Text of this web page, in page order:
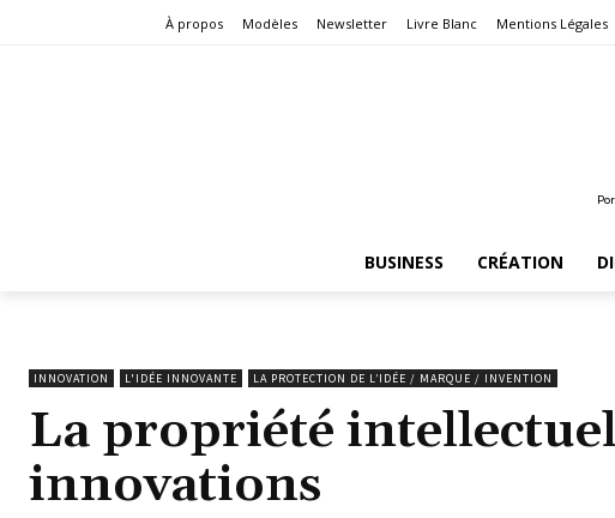
À propos Modèles Newsletter Livre Blanc Mentions Légales
BUSINESS CRÉATION
INNOVATION L'IDÉE INNOVANTE LA PROTECTION DE L’IDÉE / MARQUE / INVENTION
La propriété
innovations